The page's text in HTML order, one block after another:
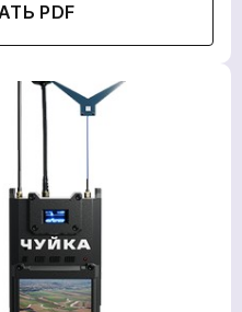
PDF
принят
свяжутся наши
покупки
прийнята
свяжутся наши
принята
свяжутся наши